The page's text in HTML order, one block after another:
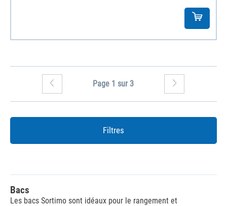
Page 1 sur 3
Filtres
Bacs
Les bacs Sortimo sont idéaux pour le rangement et